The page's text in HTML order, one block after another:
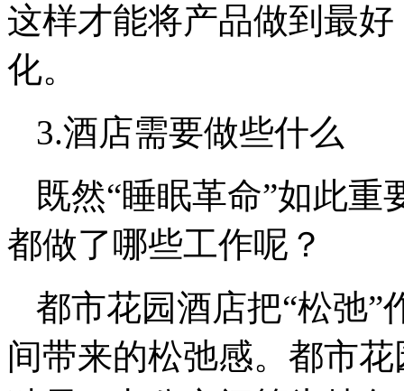
这样才能将产品做到最
化。
3.酒店需要做些什么
既然“睡眠革命”如此重
都做了哪些工作呢？
都市花园酒店把“松弛”
间带来的松弛感。都市